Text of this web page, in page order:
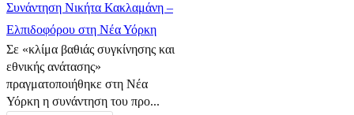
Συνάντηση Νικήτα Κακλαμάνη –
Ελπιδοφόρου στη Νέα Υόρκη
Σε «κλίμα βαθιάς συγκίνησης και
εθνικής ανάτασης»
πραγματοποιήθηκε στη Νέα
Υόρκη η συνάντηση του προ...